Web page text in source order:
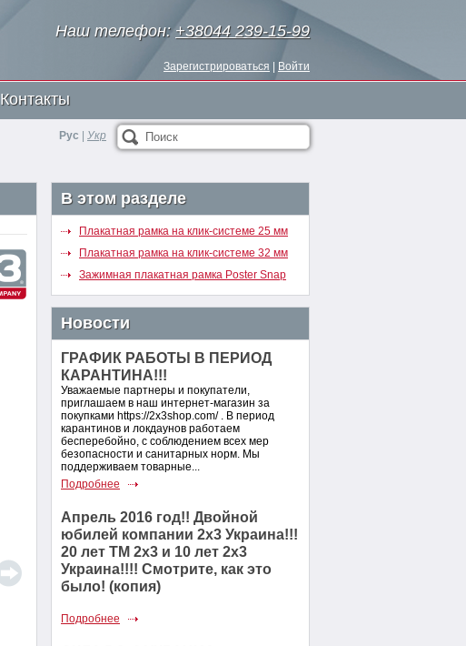
Наш телефон: +38044 239-15-99
Зарегистрироваться Войти
Контакты
Поиск
Рус Укр
В этом разделе
Плакатная рамка на клик-системе 25 мм
Плакатная рамка на клик-системе 32 мм
Зажимная плакатная рамка Poster Snap
Новости
ГРАФИК РАБОТЫ В ПЕРИОД
КАРАНТИНА!!!
Уважаемые партнеры и покупатели,
приглашаем в наш интернет-магазин за
покупками https://2x3shop.com/ . В период
карантинов и локдаунов работаем
бесперебойно, с соблюдением всех мер
безопасности и санитарных норм. Мы
поддерживаем товарные...
Подробнее
Апрель 2016 год!! Двойной
юбилей компании 2х3 Украина!!!
20 лет ТМ 2х3 и 10 лет 2х3
Украина!!!! Смотрите, как это
было! (копия)
Подробнее